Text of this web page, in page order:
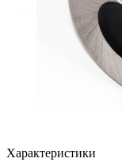
Характеристики